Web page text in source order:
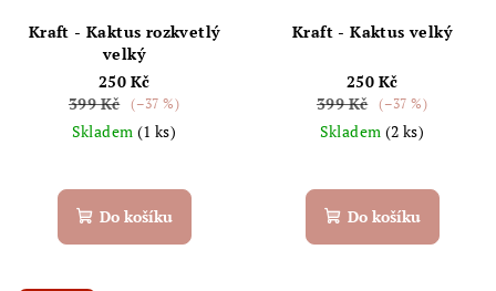
Kraft - Kaktus rozkvetlý
velký
250 Kč
399 Kč
(–37 %)
Skladem (1 ks)
Do košíku
Kraft - Kaktus velký
250 Kč
399 Kč
(–37 %)
Skladem (2 ks)
Do košíku